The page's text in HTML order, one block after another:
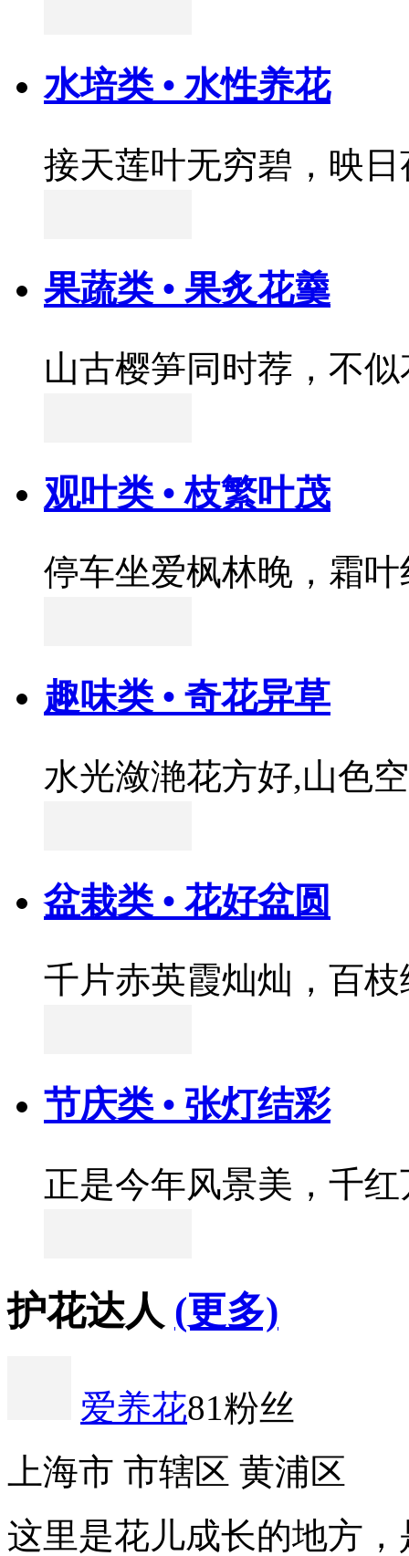
水培类 • 水性养花
接天莲叶无穷碧，映
果蔬类 • 果炙花羹
山古樱笋同时荐，不
观叶类 • 枝繁叶茂
停车坐爱枫林晚，霜
趣味类 • 奇花异草
水光潋滟花方好,山色
盆栽类 • 花好盆圆
千片赤英霞灿灿，百
节庆类 • 张灯结彩
正是今年风景美，千
护花达人 (更多)
爱养花81粉丝
上海市 市辖区 黄浦区
这里是花儿成长的地方